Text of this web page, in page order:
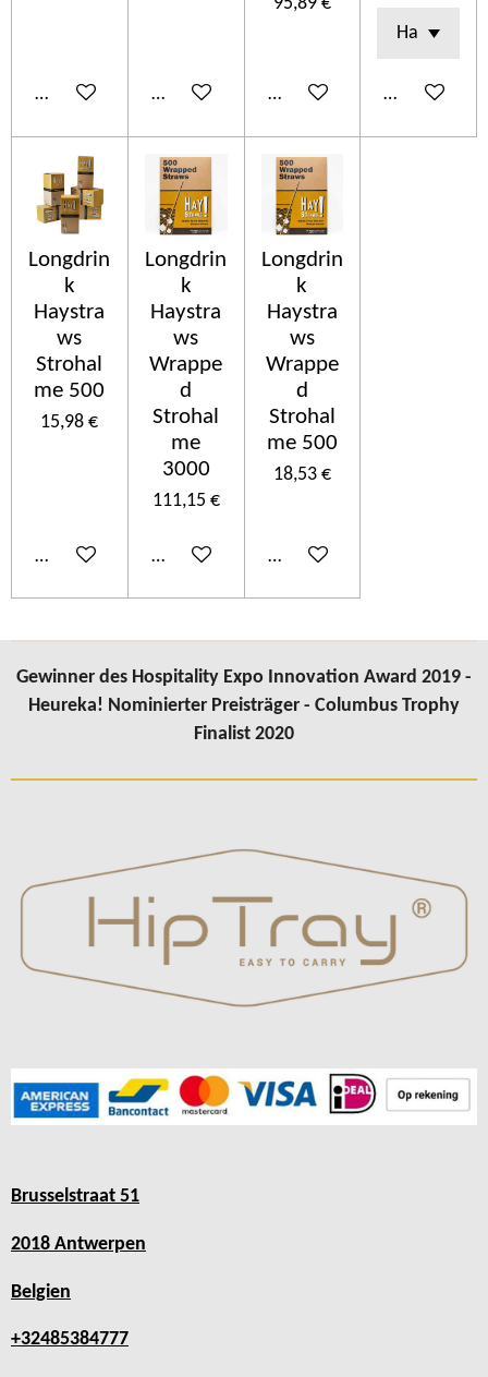
In den WarenkorbIn den Warenkorb
95,89 €
In den WarenkorbIn den
Longdrin
k
Haystra
ws
Strohal
me 500
15,98 €
In den Warenkorb
Longdrin
k
Haystra
ws
Wrappe
d
Strohal
me
3000
111,15 €
In den Warenkorb
Longdrin
k
Haystra
ws
Wrappe
d
Strohal
me 500
18,53 €
In den Warenkorb
Gewinner des Hospitality Expo Innovation Award 2019 -
Heureka! Nominierter Preisträger - Columbus Trophy
Finalist 2020
Brusselstraat 51
2018 Antwerpen
Belgien
+32485384777